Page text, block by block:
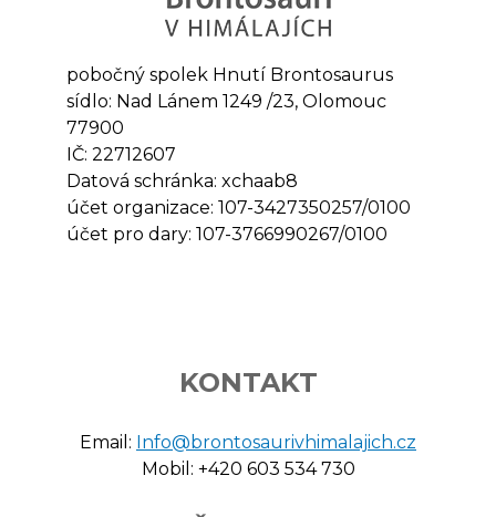
pobočný spolek Hnutí Brontosaurus
sídlo: Nad Lánem 1249 /23, Olomouc
77900
IČ: 22712607
Datová schránka: xchaab8
účet organizace: 107-3427350257/0100
účet pro dary: 107-3766990267/0100
KONTAKT
Email: Info@brontosaurivhimalajich.cz
Mobil: +420 603 534 730